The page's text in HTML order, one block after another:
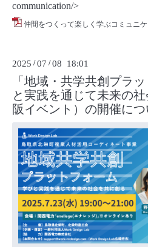
communication/>
仲間をつくって楽しく学ぶコミュニ
2025 /07 /08 18:01
「地域・共学共創プラ
と実践を通じて未来の
阪イベント）の開催につ